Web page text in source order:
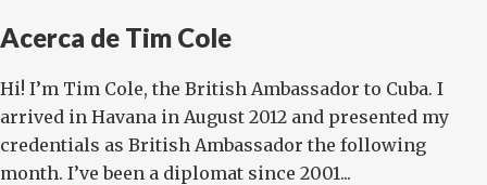
Acerca de Tim Cole
Hi! I’m Tim Cole, the British Ambassador to Cuba. I
arrived in Havana in August 2012 and presented my
credentials as British Ambassador the following
month. I’ve been a diplomat since 2001...